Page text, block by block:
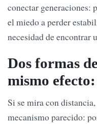
conectar generaciones:
el miedo a perder
necesidad de encontrar
Dos formas
mismo
Si se mira con
mecanismo parecido: